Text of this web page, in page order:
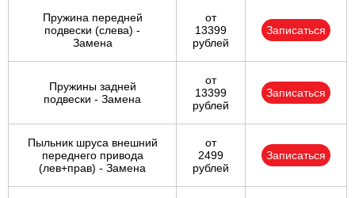
Пружина передней
подвески (слева) -
Замена
от
13399
рублей
Записаться
Пружины задней
подвески - Замена
от
13399
рублей
Записаться
Пыльник шруса внешний
переднего привода
(лев+прав) - Замена
от
2499
рублей
Записаться